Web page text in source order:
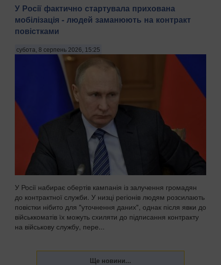
У Росії фактично стартувала прихована
мобілізація - людей заманюють на контракт
повістками
субота, 8 серпень 2026, 15:25
У Росії набирає обертів кампанія із залучення громадян
до контрактної служби. У низці регіонів людям розсилають
повістки нібито для "уточнення даних", однак після явки до
військкоматів їх можуть схиляти до підписання контракту
на військову службу, пере...